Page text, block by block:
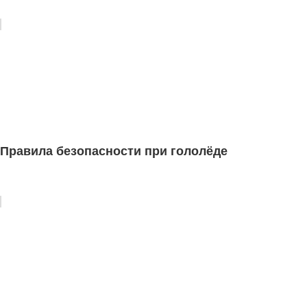
Правила безопасности при гололёде